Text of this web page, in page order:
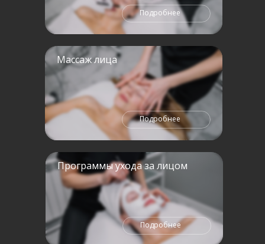
Подробнее
Программы ухода за лицом
Подробнее
Подробнее
Массаж лица